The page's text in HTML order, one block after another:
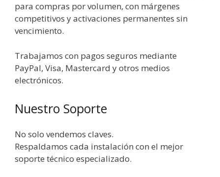
para compras por volumen, con márgenes
competitivos y activaciones permanentes sin
vencimiento.
Trabajamos con pagos seguros mediante
PayPal, Visa, Mastercard y otros medios
electrónicos.
Nuestro Soporte
No solo vendemos claves.
Respaldamos cada instalación con el mejor
soporte técnico especializado.